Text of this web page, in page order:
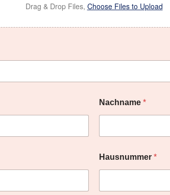
Drag & Drop Files, Choose Files to Upload
Nachname *
Hausnummer *